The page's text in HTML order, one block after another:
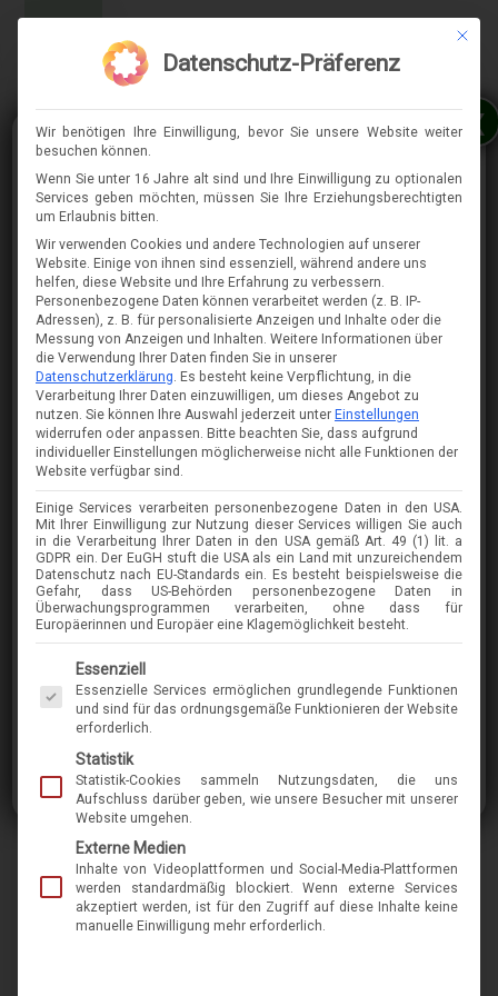
CALVIN-KLEIN
CK24546
im Menü finden Sie über 400 Modelle
Calvin Klein ist eine internationale Lifestyle-
Marke, die für mutige, progressive, oft auch
minimalistische Ästhetik steht. Sie möchte mit
provokativer Symbolik und auffallenden
Designs begeistern, inspirieren und Ihre Sinne
anregen. Diese Fassung unterstreicht Ihre
Individualität und Ihren Anspruch an Qualität.
Marke calvin-klein
x
Mit
Datenschutz-Präferenz
Wir benötigen Ihre Einwilligung, bevor Sie unsere Website weiter
besuchen können.
Wenn Sie unter 16 Jahre alt sind und Ihre Einwilligung zu optionalen
Services geben möchten, müssen Sie Ihre Erziehungsberechtigten
um Erlaubnis bitten.
Wir verwenden Cookies und andere Technologien auf unserer
Website. Einige von ihnen sind essenziell, während andere uns
helfen, diese Website und Ihre Erfahrung zu verbessern.
Personenbezogene Daten können verarbeitet werden (z. B. IP-
Adressen), z. B. für personalisierte Anzeigen und Inhalte oder die
Messung von Anzeigen und Inhalten. Weitere Informationen über
die Verwendung Ihrer Daten finden Sie in unserer
Datenschutzerklärung. Es besteht keine Verpflichtung, in die
Verarbeitung Ihrer Daten einzuwilligen, um dieses Angebot zu
nutzen. Sie können Ihre Auswahl jederzeit unter Einstellungen
widerrufen oder anpassen. Bitte beachten Sie, dass aufgrund
individueller Einstellungen möglicherweise nicht alle Funktionen der
Website verfügbar sind.
Einige Services verarbeiten personenbezogene Daten in den USA.
Mit Ihrer Einwilligung zur Nutzung dieser Services willigen Sie auch
in die Verarbeitung Ihrer Daten in den USA gemäß Art. 49 (1) lit. a
GDPR ein. Der EuGH stuft die USA als ein Land mit unzureichendem
Datenschutz nach EU-Standards ein. Es besteht beispielsweise die
Gefahr, dass US-Behörden personenbezogene Daten in
Überwachungsprogrammen verarbeiten, ohne dass für
Europäerinnen und Europäer eine Klagemöglichkeit besteht.
Es folgt eine Liste der Service-Gruppen, für die eine Einwilligung erteilt werden kann. Die
Essenziell
Essenzielle Services ermöglichen grundlegende Funktionen
und sind für das ordnungsgemäße Funktionieren der Website
erforderlich.
Statistik
Statistik-Cookies sammeln Nutzungsdaten, die uns
Aufschluss darüber geben, wie unsere Besucher mit unserer
Website umgehen.
Externe Medien
Inhalte von Videoplattformen und Social-Media-Plattformen
werden standardmäßig blockiert. Wenn externe Services
akzeptiert werden, ist für den Zugriff auf diese Inhalte keine
manuelle Einwilligung mehr erforderlich.